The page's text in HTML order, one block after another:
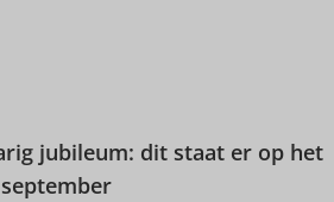
jubileum: dit staat er op het